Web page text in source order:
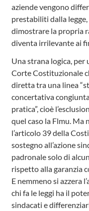
aziende vengono
prestabiliti dalla
dimostrare la propria
diventa irrilevante ai
Una strana logica, per
Corte Costituzionale
diretta tra una linea
concertativa
pratica”, cioè
quel caso la Flmu. Ma
l’articolo 39 della
sostegno all’azione
padronale solo di
rispetto alla garanzia
E nemmeno si azzera
chi fa le leggi ha il
sindacati e